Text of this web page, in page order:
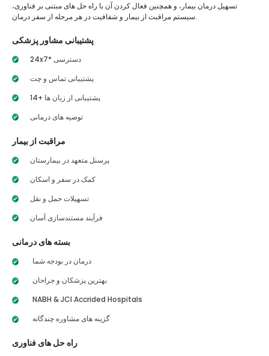
تسهیل درمان بیمار، و همچنین فعال کردن آن با راه حل های مبتنی بر فناوری،
سیستم مراقبت از بیمار و شفافیت در هر مرحله از سفر درمان.
پشتیبانی مشاور پزشکی
24x7* دسترسی
پشتیبانی تماس و چت
14+ پشتیبانی از زبان ها
توصیه های درمانی
مراقبت از بیمار
پرسنل متعهد در بیمارستان
کمک در سفر و اسکان
تسهیلات حمل و نقل
فرآیند مستندسازی آسان
بسته های درمانی
درمان در بودجه شما
بهترین پزشکان و جراحان
NABH & JCI Accrided Hospitals
گزینه های مشاوره چندگانه
راه حل های فناوری